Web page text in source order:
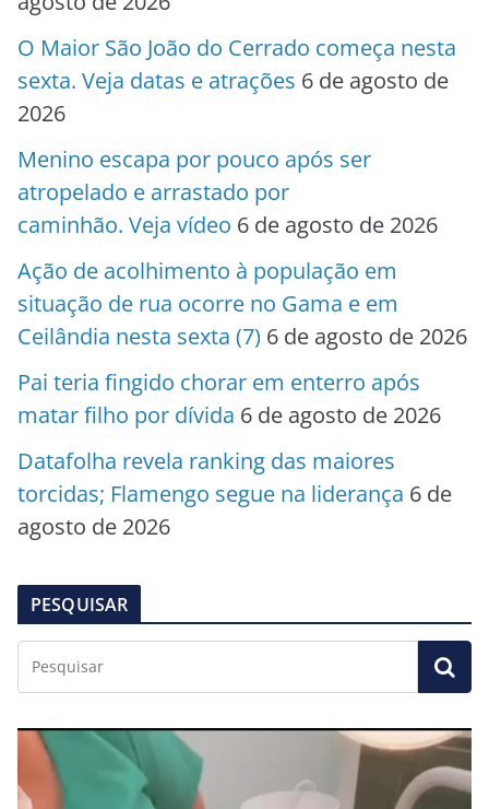
O Maior São João do Cerrado começa nesta
sexta. Veja datas e atrações 6 de agosto de
2026
Menino escapa por pouco após ser
atropelado e arrastado por
caminhão. Veja vídeo 6 de agosto de 2026
Ação de acolhimento à população em
situação de rua ocorre no Gama e em
Ceilândia nesta sexta (7) 6 de agosto de 2026
Pai teria fingido chorar em enterro após
matar filho por dívida 6 de agosto de 2026
Datafolha revela ranking das maiores
torcidas; Flamengo segue na liderança 6 de
agosto de 2026
PESQUISAR